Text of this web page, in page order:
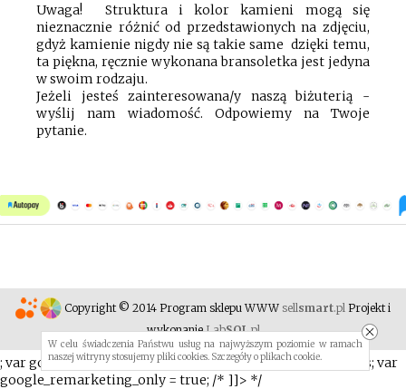
Uwaga! Struktura i kolor kamieni mogą się
nieznacznie różnić od przedstawionych na zdjęciu,
gdyż kamienie nigdy nie są takie same dzięki temu,
ta piękna, ręcznie wykonana bransoletka jest jedyna
w swoim rodzaju.
Jeżeli jesteś zainteresowana/y naszą biżuterią -
wyślij nam wiadomość. Odpowiemy na Twoje
pytanie.
Copyright © 2014 Program sklepu WWW sellsmart.pl Projekt i
wykonanieLabSQL.pl
W celu świadczenia Państwu usług na najwyższym poziomie w ramach
naszej witryny stosujemy pliki cookies. Szczegóły oplikach cookie.
; var google_custom_params = window.google_tag_params; var
google_remarketing_only = true; /* ]]> */